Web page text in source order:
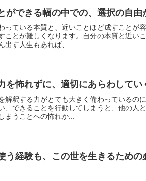
ができる幅の中での、選択の自由
っている本質と、近いことほど成すことが
ことが難しくなります。自分の本質と近い
出す人生もあれば、...
を怖れずに、適切にあらわしてい
解釈する力がとても大きく備わっているの
、できることを行動してしまうと、他の人
まうことへの怖れか...
う経験も、この世を生きるための